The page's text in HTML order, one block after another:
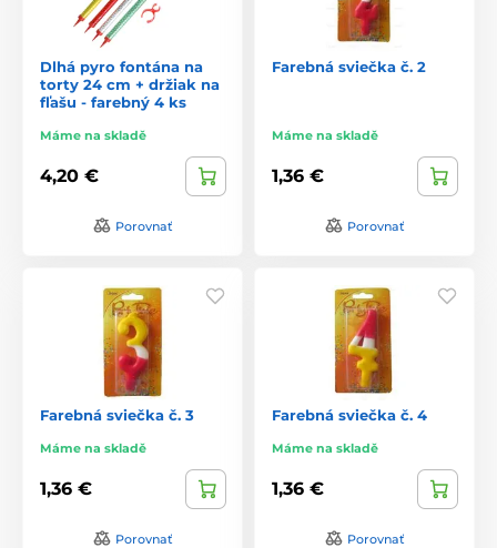
Dlhá pyro fontána na
torty 24 cm + držiak na
fľašu - farebný 4 ks
Máme na skladě
4,20 €
Porovnať
Farebná sviečka č. 2
Máme na skladě
1,36 €
Porovnať
Farebná sviečka č. 3
Máme na skladě
1,36 €
Porovnať
Farebná sviečka č. 4
Máme na skladě
1,36 €
Porovnať